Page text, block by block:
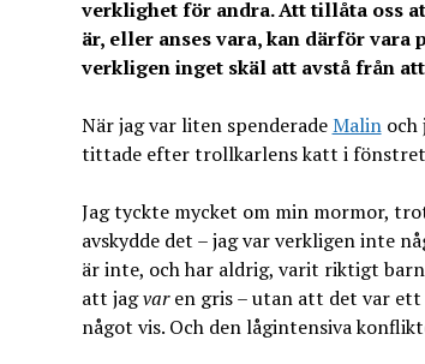
verklighet för andra. Att tillåta oss
är, eller anses vara, kan därför
verkligen inget skäl att avstå från
När jag var liten spenderadeMalinoch
tittade efter trollkarlens katt i fönstret
Jag tyckte mycket om min mormor,
avskydde det – jag var verkligen inte
är inte, och har aldrig, varit riktigt
att jagvaren gris – utan att det var
något vis. Och den lågintensiva